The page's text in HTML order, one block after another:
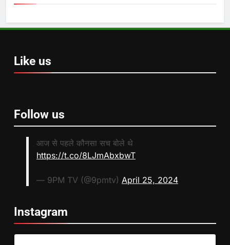
Like us
Follow us
आज से पहले कौनसा सच बोले थे
https://t.co/8LJmAbxbwT
— 9PM TV (@9pmtv) April 25, 2024
Instagram